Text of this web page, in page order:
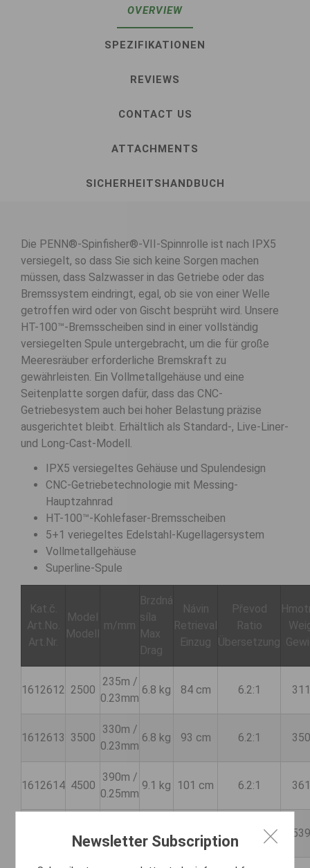
OVERVIEW
SPEZIFIKATIONEN
REVIEWS
CONTACT US
ATTACHMENTS
SICHERHEITSHANDBUCH
Die PENN®-Spinfisher®-VII-Spinnrolle ist nach IPX5
versiegelt, so dass Sie sich keine Sorgen machen
müssen, dass Salzwasser in das Getriebe oder das
Bremssystem eindringt, egal, ob sie von einer Welle
getroffen wird oder von Gischt besprüht wird. Unsere
HT-100™-Bremsscheiben sind in einer vollständig
versiegelten Spule untergebracht, um die für große
Meeresräuber erforderliche Bremskraft zu
gewährleisten. Ein Vollmetallgehäuse und eine
Seitenplatte sorgen dafür, dass das CNC-
Getriebesystem auch bei hoher Belastung präzise
ausgerichtet bleibt. Erhältlich als Standard-, Live-Liner-
und Long-Cast-Modell.
IPX5 versiegeltes Gehäuse und Spulendesign
CNC-Getriebetechnologie mit Messing-
Hauptzahnrad
HT-100™-Kohlefaser-Bremsscheiben
5+1 veriegeltes Edelstahl-Kugellagersystem
Vollmetallgehäuse
Superline-Spule
Kat.č.
Art.No.
Art.Nr.
Model
Modell
m/mm
Brzdná
síla
Max
Drag
Návin
Retrieval
Einzug
Převod
Ratio
Übersetzung
1612612 2500
235m /
0.23mm
6.8 kg 84 cm 6.2:1
1612613 3500
330m /
0.23mm
6.8 kg 93 cm 6.2:1
1612614 4500
390m /
0.25mm
9.1 kg 101 cm 6.2:1
5500
0.28mm
kg
98 cm
Newsletter Subscription